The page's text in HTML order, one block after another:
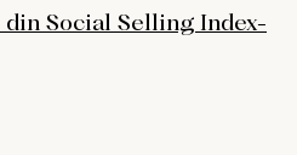
Social Selling Index-